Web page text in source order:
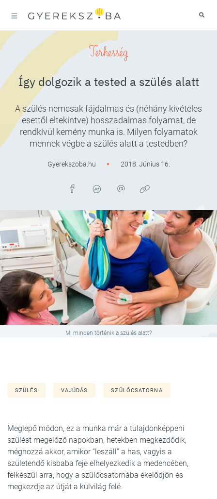
Terhesség
Így dolgozik a tested a szülés alatt
A szülés nemcsak fájdalmas és (néhány kivételes
esettől eltekintve) hosszadalmas folyamat, de
rendkívül kemény munka is. Milyen folyamatok
mennek végbe a szülés alatt a testedben?
Gyerekszoba.hu 2018. Június 16.
Mi minden történik a szülés alatt?
SZÜLÉS VAJÚDÁS SZÜLŐCSATORNA
Meglepő módon, ez a munka már a tulajdonképpeni
szülést megelőző napokban, hetekben megkezdődik,
méghozzá akkor, amikor “leszáll” a has, vagyis a
születendő kisbaba feje elhelyezkedik a medencében,
felkészül arra, hogy a szülőcsatornába ékelődjön és
megkezdje az útját a külvilág felé.